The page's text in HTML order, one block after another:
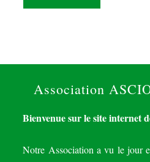
Association
Bienvenue sur le site internet
Notre Association a vu le jour